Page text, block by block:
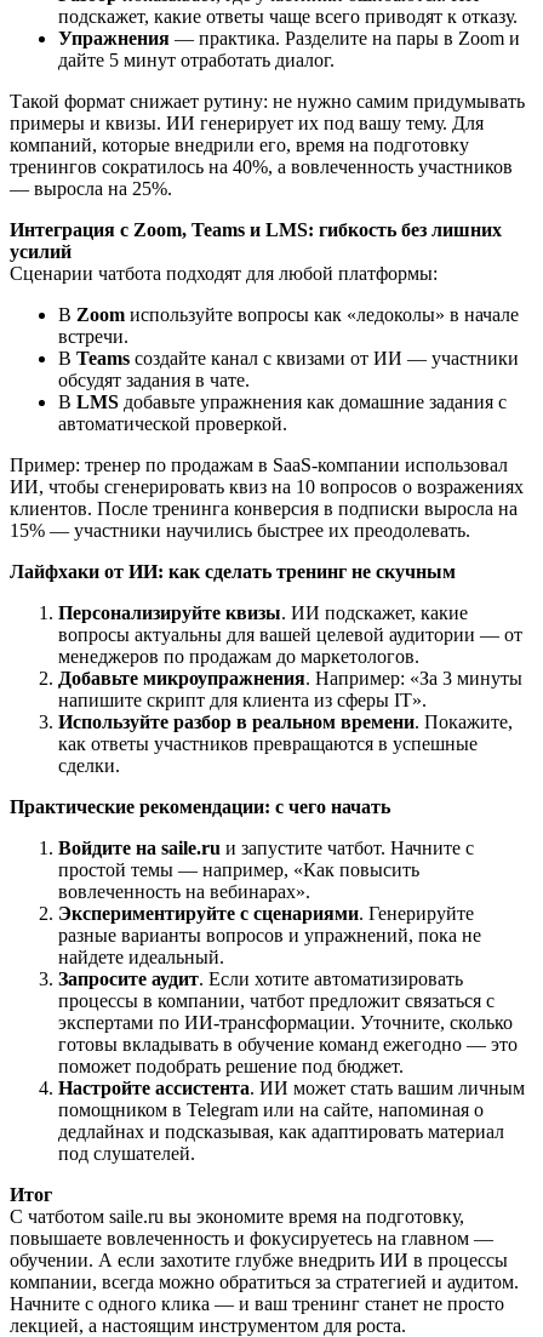
подскажет, какие ответы чаще всего приводят к отказу.
Упражнения — практика. Разделите на пары в Zoom и
дайте 5 минут отработать диалог.
Такой формат снижает рутину: не нужно самим придумывать
примеры и квизы. ИИ генерирует их под вашу тему. Для
компаний, которые внедрили его, время на подготовку
тренингов сократилось на 40%, а вовлеченность участников
— выросла на 25%.
Интеграция с Zoom, Teams и LMS: гибкость без лишних
усилий
Сценарии чатбота подходят для любой платформы:
В Zoom используйте вопросы как «ледоколы» в начале
встречи.
В Teams создайте канал с квизами от ИИ — участники
обсудят задания в чате.
В LMS добавьте упражнения как домашние задания с
автоматической проверкой.
Пример: тренер по продажам в SaaS-компании использовал
ИИ, чтобы сгенерировать квиз на 10 вопросов о возражениях
клиентов. После тренинга конверсия в подписки выросла на
15% — участники научились быстрее их преодолевать.
Лайфхаки от ИИ: как сделать тренинг не скучным
Персонализируйте квизы. ИИ подскажет, какие
вопросы актуальны для вашей целевой аудитории — от
менеджеров по продажам до маркетологов.
Добавьте микроупражнения. Например: «За 3 минуты
напишите скрипт для клиента из сферы IT».
Используйте разбор в реальном времени. Покажите,
как ответы участников превращаются в успешные
сделки.
Практические рекомендации: с чего начать
Войдите на saile.ru и запустите чатбот. Начните с
простой темы — например, «Как повысить
вовлеченность на вебинарах».
Экспериментируйте с сценариями. Генерируйте
разные варианты вопросов и упражнений, пока не
найдете идеальный.
Запросите аудит. Если хотите автоматизировать
процессы в компании, чатбот предложит связаться с
экспертами по ИИ-трансформации. Уточните, сколько
готовы вкладывать в обучение команд ежегодно — это
поможет подобрать решение под бюджет.
Настройте ассистента. ИИ может стать вашим личным
помощником в Telegram или на сайте, напоминая о
дедлайнах и подсказывая, как адаптировать материал
под слушателей.
Итог
С чатботом saile.ru вы экономите время на подготовку,
повышаете вовлеченность и фокусируетесь на главном —
обучении. А если захотите глубже внедрить ИИ в процессы
компании, всегда можно обратиться за стратегией и аудитом.
Начните с одного клика — и ваш тренинг станет не просто
лекцией, а настоящим инструментом для роста.